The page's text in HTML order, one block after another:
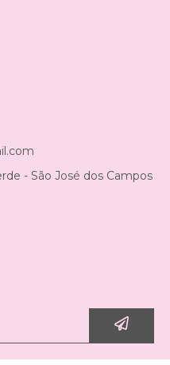
- São José dos Campos